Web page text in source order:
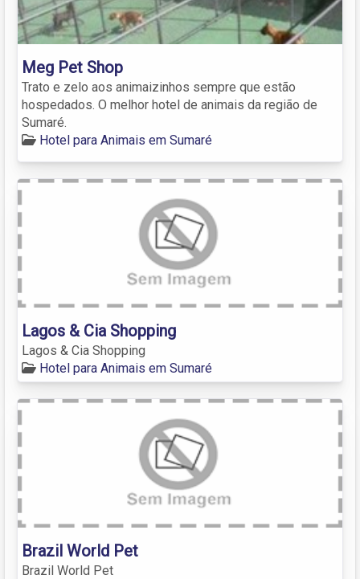
Meg Pet Shop
Trato e zelo aos animaizinhos sempre que estão
hospedados. O melhor hotel de animais da região de
Sumaré.
Hotel para Animais em Sumaré
Lagos & Cia Shopping
Lagos & Cia Shopping
Hotel para Animais em Sumaré
Brazil World Pet
Brazil World Pet